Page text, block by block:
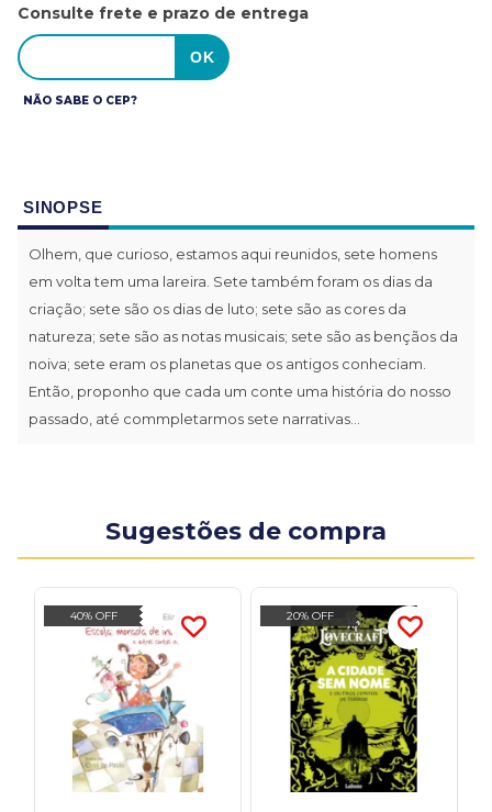
Consulte frete e prazo de entrega
NÃO SABE O CEP?
SINOPSE
Olhem, que curioso, estamos aqui reunidos, sete homens
em volta tem uma lareira. Sete também foram os dias da
criação; sete são os dias de luto; sete são as cores da
natureza; sete são as notas musicais; sete são as bençãos da
noiva; sete eram os planetas que os antigos conheciam.
Então, proponho que cada um conte uma história do nosso
passado, até commpletarmos sete narrativas...
Sugestões de compra
40% OFF 20% OFF